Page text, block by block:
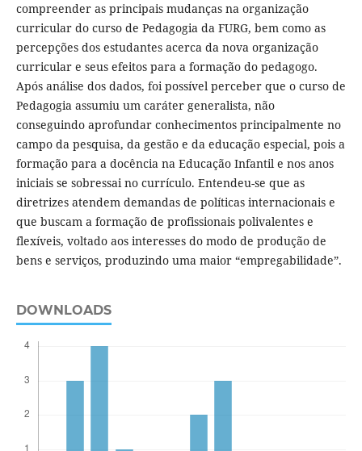
compreender as principais mudanças na organização
curricular do curso de Pedagogia da FURG, bem como as
percepções dos estudantes acerca da nova organização
curricular e seus efeitos para a formação do pedagogo.
Após análise dos dados, foi possível perceber que o curso de
Pedagogia assumiu um caráter generalista, não
conseguindo aprofundar conhecimentos principalmente no
campo da pesquisa, da gestão e da educação especial, pois a
formação para a docência na Educação Infantil e nos anos
iniciais se sobressai no currículo. Entendeu-se que as
diretrizes atendem demandas de políticas internacionais e
que buscam a formação de profissionais polivalentes e
flexíveis, voltado aos interesses do modo de produção de
bens e serviços, produzindo uma maior “empregabilidade”.
DOWNLOADS